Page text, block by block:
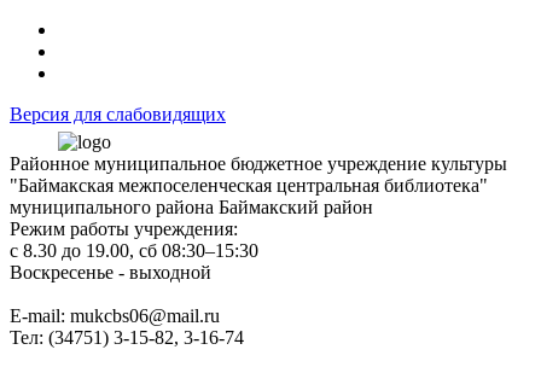
Версия для слабовидящих
Районное муниципальное бюджетное учреждение культуры
"Баймакская межпоселенческая центральная библиотека"
муниципального района Баймакский район
Режим работы учреждения:
с 8.30 до 19.00, сб 08:30–15:30
Воскресенье - выходной
Е-mail: mukcbs06@mail.ru
Тел: (34751) 3-15-82, 3-16-74